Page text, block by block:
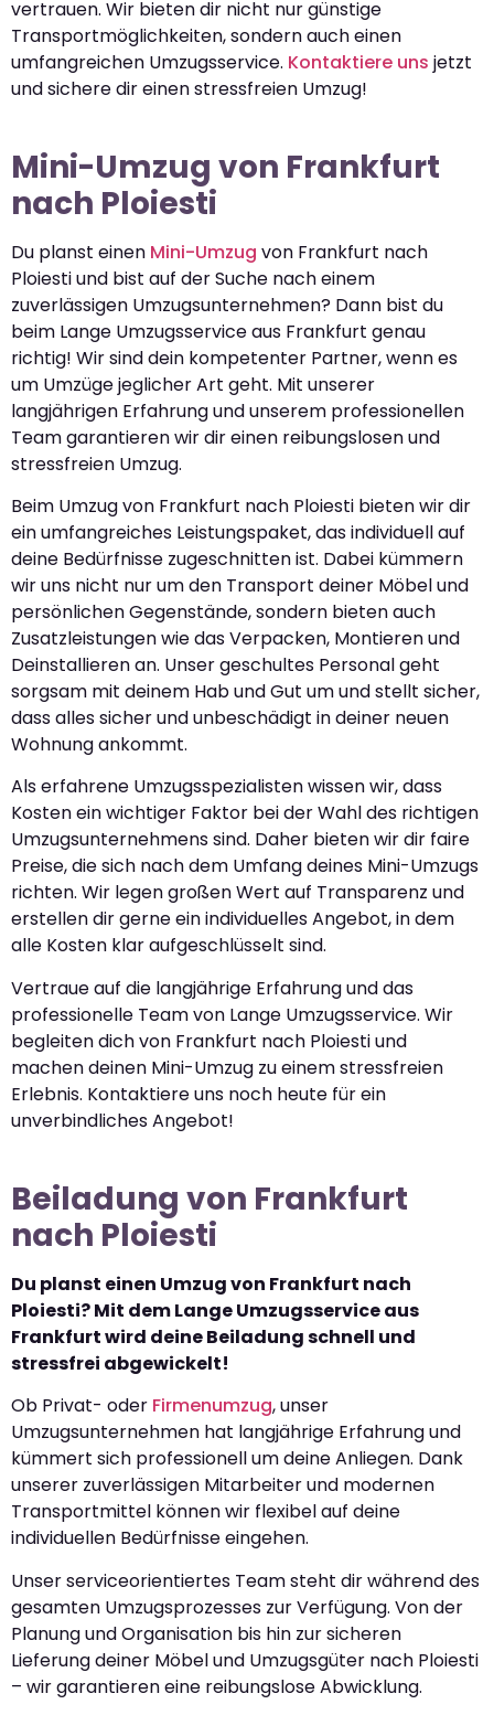
vertrauen. Wir bieten dir nicht nur günstige
Transportmöglichkeiten, sondern auch einen
umfangreichen Umzugsservice. Kontaktiere uns jetzt
und sichere dir einen stressfreien Umzug!
Mini-Umzug von Frankfurt
nach Ploiesti
Du planst einen Mini-Umzug von Frankfurt nach
Ploiesti und bist auf der Suche nach einem
zuverlässigen Umzugsunternehmen? Dann bist du
beim Lange Umzugsservice aus Frankfurt genau
richtig! Wir sind dein kompetenter Partner, wenn es
um Umzüge jeglicher Art geht. Mit unserer
langjährigen Erfahrung und unserem professionellen
Team garantieren wir dir einen reibungslosen und
stressfreien Umzug.
Beim Umzug von Frankfurt nach Ploiesti bieten wir dir
ein umfangreiches Leistungspaket, das individuell auf
deine Bedürfnisse zugeschnitten ist. Dabei kümmern
wir uns nicht nur um den Transport deiner Möbel und
persönlichen Gegenstände, sondern bieten auch
Zusatzleistungen wie das Verpacken, Montieren und
Deinstallieren an. Unser geschultes Personal geht
sorgsam mit deinem Hab und Gut um und stellt sicher,
dass alles sicher und unbeschädigt in deiner neuen
Wohnung ankommt.
Als erfahrene Umzugsspezialisten wissen wir, dass
Kosten ein wichtiger Faktor bei der Wahl des richtigen
Umzugsunternehmens sind. Daher bieten wir dir faire
Preise, die sich nach dem Umfang deines Mini-Umzugs
richten. Wir legen großen Wert auf Transparenz und
erstellen dir gerne ein individuelles Angebot, in dem
alle Kosten klar aufgeschlüsselt sind.
Vertraue auf die langjährige Erfahrung und das
professionelle Team von Lange Umzugsservice. Wir
begleiten dich von Frankfurt nach Ploiesti und
machen deinen Mini-Umzug zu einem stressfreien
Erlebnis. Kontaktiere uns noch heute für ein
unverbindliches Angebot!
Beiladung von Frankfurt
nach Ploiesti
Du planst einen Umzug von Frankfurt nach
Ploiesti? Mit dem Lange Umzugsservice aus
Frankfurt wird deine Beiladung schnell und
stressfrei abgewickelt!
Ob Privat- oder Firmenumzug, unser
Umzugsunternehmen hat langjährige Erfahrung und
kümmert sich professionell um deine Anliegen. Dank
unserer zuverlässigen Mitarbeiter und modernen
Transportmittel können wir flexibel auf deine
individuellen Bedürfnisse eingehen.
Unser serviceorientiertes Team steht dir während des
gesamten Umzugsprozesses zur Verfügung. Von der
Planung und Organisation bis hin zur sicheren
Lieferung deiner Möbel und Umzugsgüter nach Ploiesti
– wir garantieren eine reibungslose Abwicklung.